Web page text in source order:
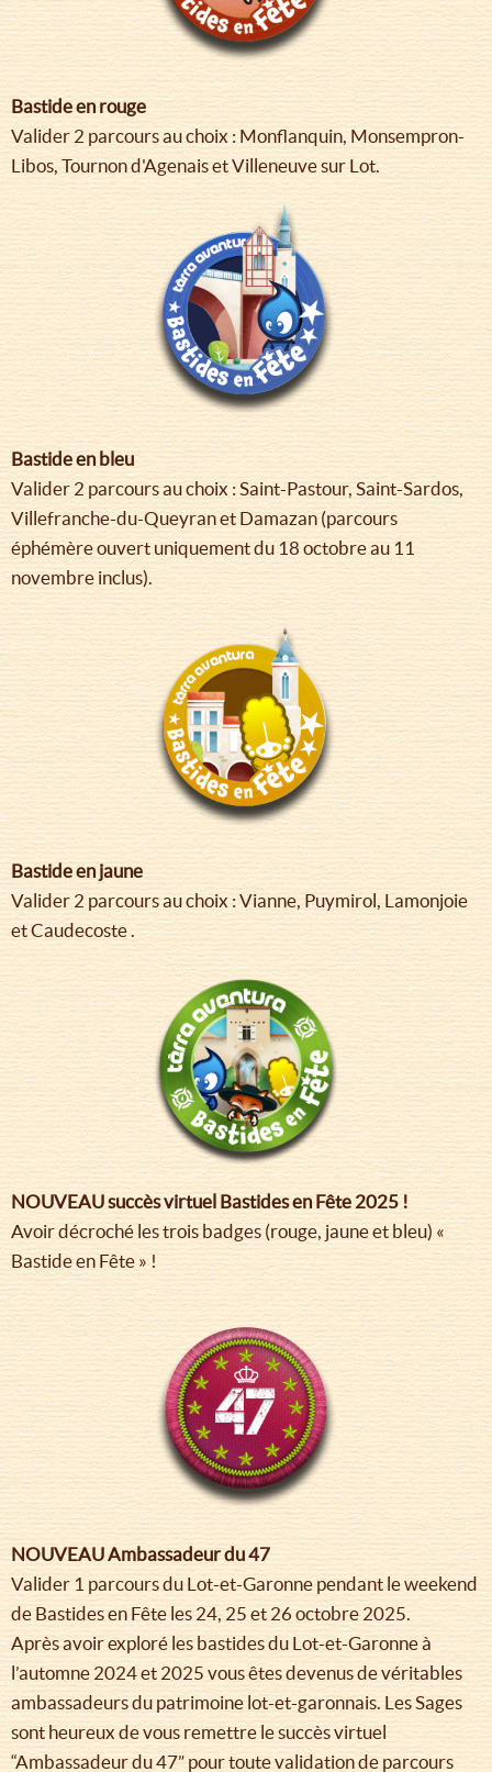
Bastide en rouge
Valider 2 parcours au choix : Monflanquin, Monsempron-
Libos, Tournon d'Agenais et Villeneuve sur Lot.
Bastide en bleu
Valider 2 parcours au choix : Saint-Pastour, Saint-Sardos,
Villefranche-du-Queyran et Damazan (parcours
éphémère ouvert uniquement du 18 octobre au 11
novembre inclus).
Bastide en jaune
Valider 2 parcours au choix : Vianne, Puymirol, Lamonjoie
et Caudecoste .
NOUVEAU succès virtuel Bastides en Fête 2025 !
Avoir décroché les trois badges (rouge, jaune et bleu) «
Bastide en Fête » !
NOUVEAU Ambassadeur du 47
Valider 1 parcours du Lot-et-Garonne pendant le weekend
de Bastides en Fête les 24, 25 et 26 octobre 2025.
Après avoir exploré les bastides du Lot-et-Garonne à
l’automne 2024 et 2025 vous êtes devenus de véritables
ambassadeurs du patrimoine lot-et-garonnais. Les Sages
sont heureux de vous remettre le succès virtuel
“Ambassadeur du 47” pour toute validation de parcours